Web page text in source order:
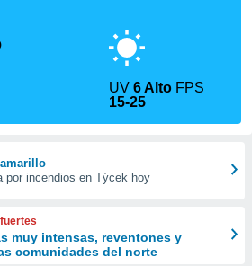
UV6 Alto FPS
15-25
por incendios en Týcek hoy
muy intensas, reventones y
comunidades del norte